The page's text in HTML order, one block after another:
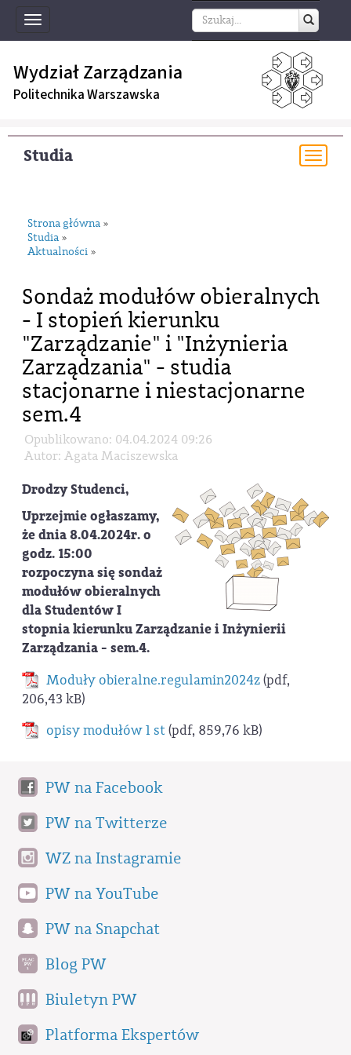
Toggle
navigation
Wydział Zarządzania
Politechnika Warszawska
Studia
Strona główna »
Studia »
Aktualności »
Sondaż modułów obieralnych
- I stopień kierunku
"Zarządzanie" i "Inżynieria
Zarządzania" - studia
stacjonarne i niestacjonarne
sem.4
Opublikowano: 04.04.2024 09:26
Autor: Agata Maciszewska
Drodzy Studenci,
Uprzejmie ogłaszamy,
że dnia 8.04.2024r. o
godz. 15:00
rozpoczyna się sondaż
modułów obieralnych
dla Studentów I
stopnia kierunku Zarządzanie i Inżynierii
Zarządzania - sem.4.
Moduły obieralne.regulamin2024z(pdf,
206,43 kB)
opisy modułów 1 st (pdf, 859,76 kB)
PW na Facebook
PW na Twitterze
WZ na Instagramie
PW na YouTube
PW na Snapchat
Blog PW
Biuletyn PW
Platforma Ekspertów